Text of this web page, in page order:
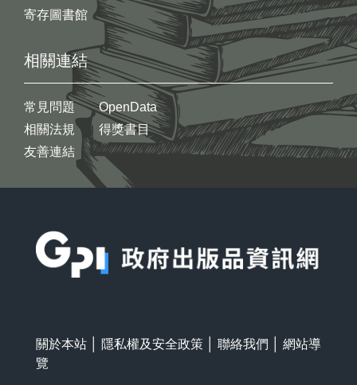
寄存圖書館
相關連結
常見問題
相關法規
友善連結
OpenData
得獎書目
關於本站 隱私權及安全政策 聯絡我們
網站導
覽